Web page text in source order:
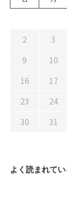
2
3
9
10
16
17
23
24
30
31
よく読まれて